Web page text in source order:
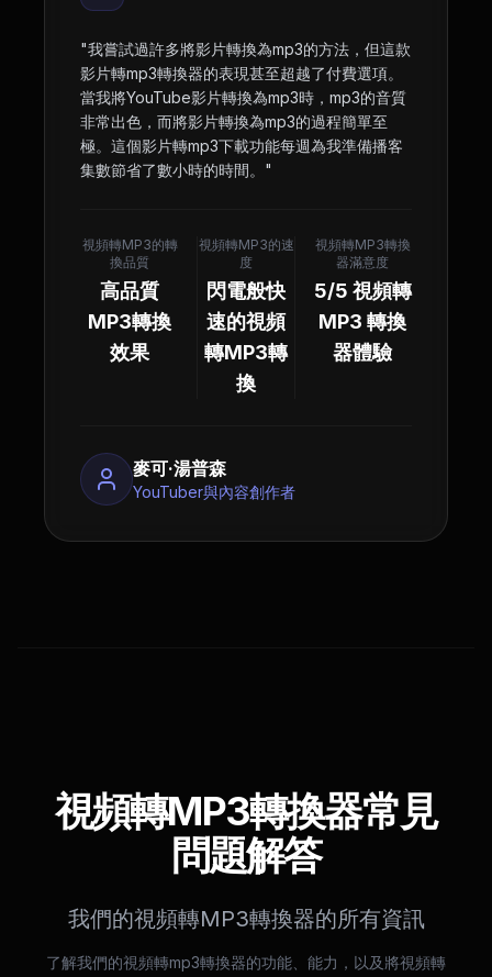
"我嘗試過許多將影片轉換為mp3的方法，但這款
影片轉mp3轉換器的表現甚至超越了付費選項。
當我將YouTube影片轉換為mp3時，mp3的音質
非常出色，而將影片轉換為mp3的過程簡單至
極。這個影片轉mp3下載功能每週為我準備播客
集數節省了數小時的時間。 "
視頻轉MP3的轉
換品質
高品質
MP3轉換
效果
視頻轉MP3的速
度
閃電般快
速的視頻
轉MP3轉
換
視頻轉MP3轉換
器滿意度
5/5 視頻轉
MP3 轉換
器體驗
麥可·湯普森
YouTuber與內容創作者
視頻轉MP3轉換器常見
問題解答
我們的視頻轉MP3轉換器的所有資訊
了解我們的視頻轉mp3轉換器的功能、能力，以及將視頻轉